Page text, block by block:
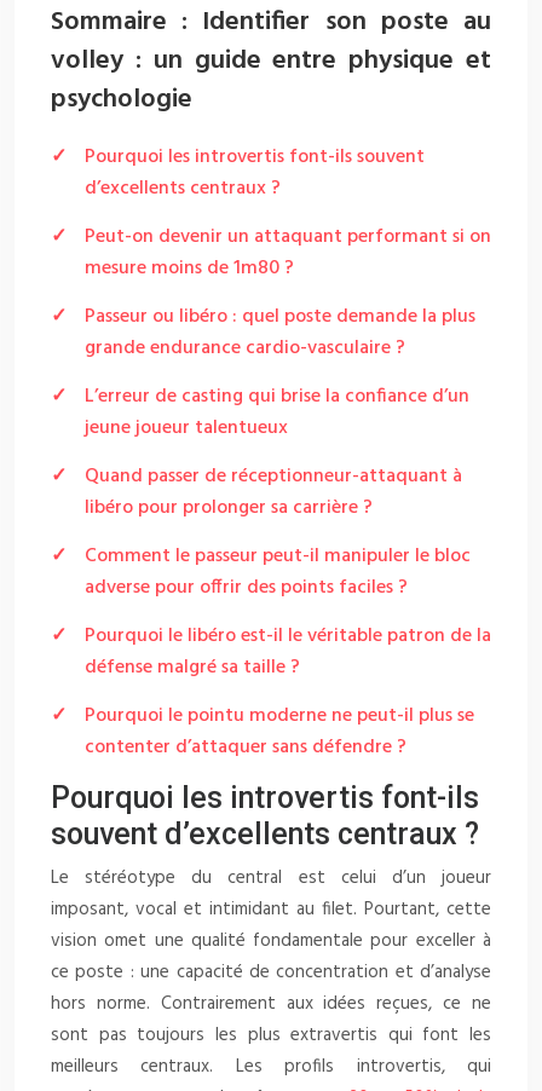
Sommaire : Identifier son poste au
volley : un guide entre physique et
psychologie
Pourquoi les introvertis font-ils souvent
d’excellents centraux ?
Peut-on devenir un attaquant performant si on
mesure moins de 1m80 ?
Passeur ou libéro : quel poste demande la plus
grande endurance cardio-vasculaire ?
L’erreur de casting qui brise la confiance d’un
jeune joueur talentueux
Quand passer de réceptionneur-attaquant à
libéro pour prolonger sa carrière ?
Comment le passeur peut-il manipuler le bloc
adverse pour offrir des points faciles ?
Pourquoi le libéro est-il le véritable patron de la
défense malgré sa taille ?
Pourquoi le pointu moderne ne peut-il plus se
contenter d’attaquer sans défendre ?
Pourquoi les introvertis font-ils
souvent d’excellents centraux ?
Le stéréotype du central est celui d’un joueur
imposant, vocal et intimidant au filet. Pourtant, cette
vision omet une qualité fondamentale pour exceller à
ce poste : une capacité de concentration et d’analyse
hors norme. Contrairement aux idées reçues, ce ne
sont pas toujours les plus extravertis qui font les
meilleurs centraux. Les profils introvertis, qui